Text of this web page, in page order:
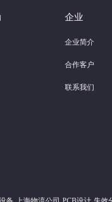
企业
企业简介
合作客户
联系我们